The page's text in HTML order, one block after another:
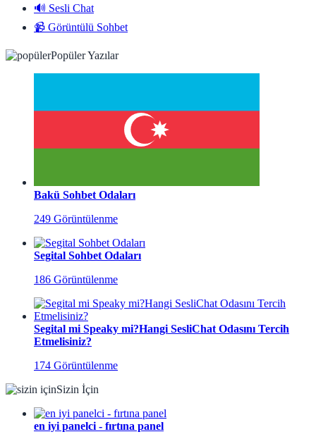
🔊 Sesli Chat
📹 Görüntülü Sohbet
Popüler Yazılar
Bakü Sohbet Odaları
249 Görüntülenme
Segital Sohbet Odaları
186 Görüntülenme
Segital mi Speaky mi?Hangi SesliChat Odasını Tercih
Etmelisiniz?
174 Görüntülenme
Sizin İçin
en iyi panelci - fırtına panel